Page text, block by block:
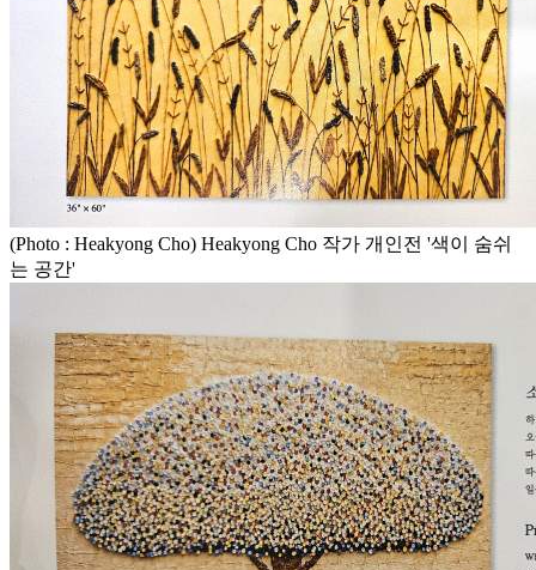
(Photo : Heakyong Cho) Heakyong Cho 작가 개인전 '색이 숨쉬
는 공간'